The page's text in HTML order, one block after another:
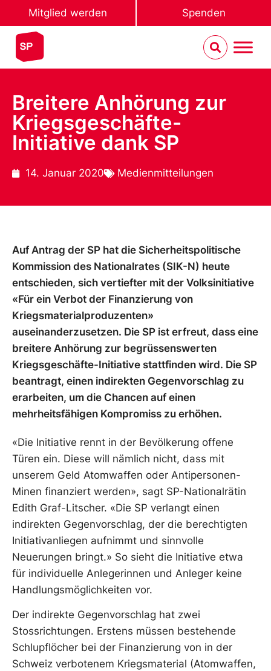
Mitglied werden Spenden
Breitere Anhörung zur
Kriegsgeschäfte-
Initiative dank SP
14. Januar 2020 Medienmitteilungen
Auf Antrag der SP hat die Sicherheitspolitische
Kommission des Nationalrates (SIK-N) heute
entschieden, sich vertiefter mit der Volksinitiative
«Für ein Verbot der Finanzierung von
Kriegsmaterialproduzenten»
auseinanderzusetzen. Die SP ist erfreut, dass eine
breitere Anhörung zur begrüssenswerten
Kriegsgeschäfte-Initiative stattfinden wird. Die SP
beantragt, einen indirekten Gegenvorschlag zu
erarbeiten, um die Chancen auf einen
mehrheitsfähigen Kompromiss zu erhöhen.
«Die Initiative rennt in der Bevölkerung offene
Türen ein. Diese will nämlich nicht, dass mit
unserem Geld Atomwaffen oder Antipersonen-
Minen finanziert werden», sagt SP-Nationalrätin
Edith Graf-Litscher. «Die SP verlangt einen
indirekten Gegenvorschlag, der die berechtigten
Initiativanliegen aufnimmt und sinnvolle
Neuerungen bringt.» So sieht die Initiative etwa
für individuelle Anlegerinnen und Anleger keine
Handlungsmöglichkeiten vor.
Der indirekte Gegenvorschlag hat zwei
Stossrichtungen. Erstens müssen bestehende
Schlupflöcher bei der Finanzierung von in der
Schweiz verbotenem Kriegsmaterial (Atomwaffen,